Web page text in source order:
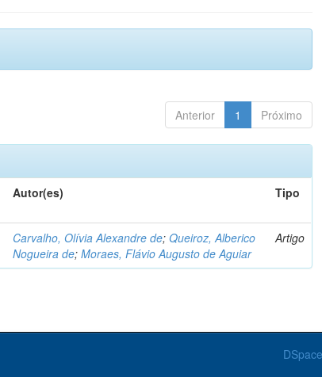
Anterior 1 Próximo
Autor(es) Tipo
Carvalho, Olívia Alexandre de;Queiroz, Alberico
Nogueira de;Moraes, Flávio Augusto de Aguiar
Artigo